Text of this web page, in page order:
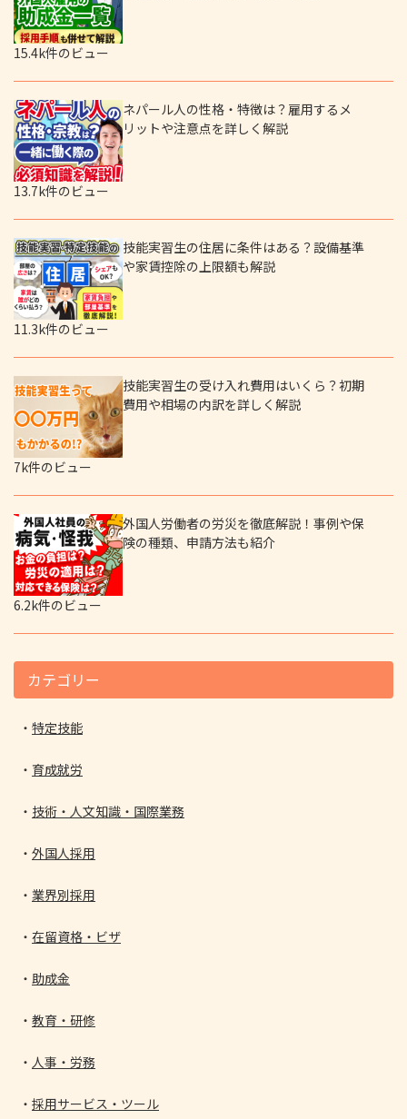
15.4k件のビュー
ネパール人の性格・特徴は？雇用するメ
リットや注意点を詳しく解説
13.7k件のビュー
技能実習生の住居に条件はある？設備基準
や家賃控除の上限額も解説
11.3k件のビュー
技能実習生の受け入れ費用はいくら？初期
費用や相場の内訳を詳しく解説
7k件のビュー
外国人労働者の労災を徹底解説！事例や保
険の種類、申請方法も紹介
6.2k件のビュー
カテゴリー
特定技能
育成就労
技術・人文知識・国際業務
外国人採用
業界別採用
在留資格・ビザ
助成金
教育・研修
人事・労務
採用サービス・ツール